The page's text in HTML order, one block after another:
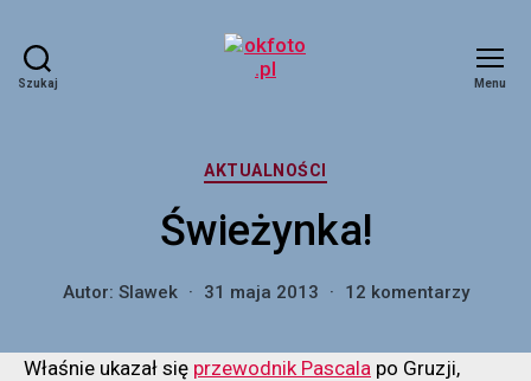
Szukaj Menu
Kategorie
AKTUALNOŚCI
Świeżynka!
Autor: Slawek 31 maja 2013 12 komentarzydo
Właśnie ukazał się przewodnik Pascala po Gruzji,